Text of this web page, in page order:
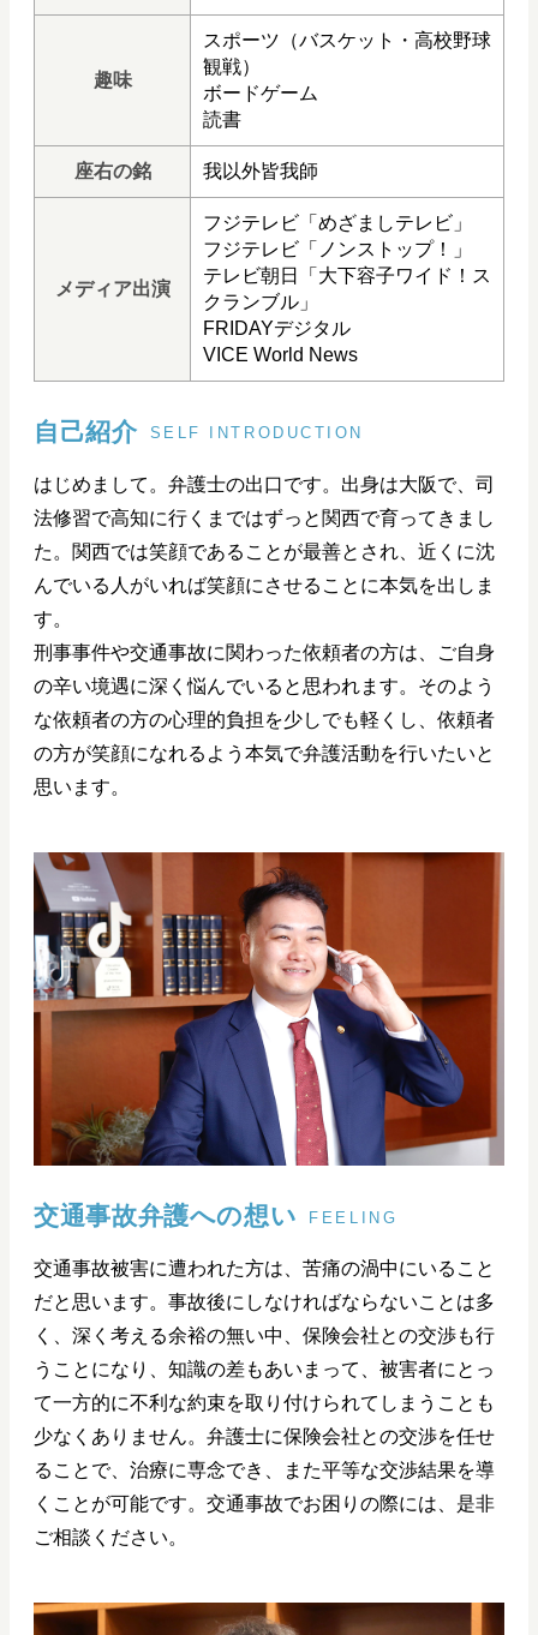
趣味
スポーツ（バスケット・高校野球
観戦）
ボードゲーム
読書
座右の銘 我以外皆我師
メディア出演
フジテレビ「めざましテレビ」
フジテレビ「ノンストップ！」
テレビ朝日「大下容子ワイド！ス
クランブル」
FRIDAYデジタル
VICE World News
自己紹介 SELF INTRODUCTION
はじめまして。弁護士の出口です。出身は大阪で、司
法修習で高知に行くまではずっと関西で育ってきまし
た。関西では笑顔であることが最善とされ、近くに沈
んでいる人がいれば笑顔にさせることに本気を出しま
す。
刑事事件や交通事故に関わった依頼者の方は、ご自身
の辛い境遇に深く悩んでいると思われます。そのよう
な依頼者の方の心理的負担を少しでも軽くし、依頼者
の方が笑顔になれるよう本気で弁護活動を行いたいと
思います。
交通事故弁護への想い FEELING
交通事故被害に遭われた方は、苦痛の渦中にいること
だと思います。事故後にしなければならないことは多
く、深く考える余裕の無い中、保険会社との交渉も行
うことになり、知識の差もあいまって、被害者にとっ
て一方的に不利な約束を取り付けられてしまうことも
少なくありません。弁護士に保険会社との交渉を任せ
ることで、治療に専念でき、また平等な交渉結果を導
くことが可能です。交通事故でお困りの際には、是非
ご相談ください。